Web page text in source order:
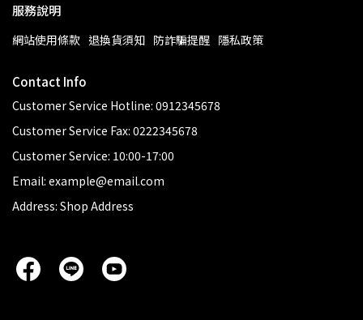
服務說明
網站使用條款 退換貨須知 防詐騙提醒 隱私政策
Contact Info
Customer Service Hotline: 0912345678
Customer Service Fax: 0222345678
Customer Service: 10:00-17:00
Email: example@email.com
Address: Shop Address